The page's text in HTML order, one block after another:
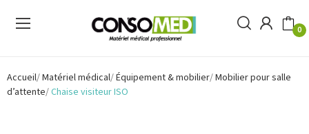
0
Accueil Matériel médical Équipement & mobilier Mobilier pour salle
d’attente Chaise visiteur ISO